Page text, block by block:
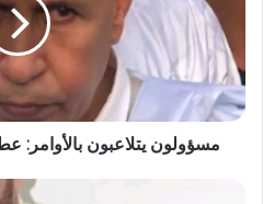
مسؤولون يتلاعبون بالأوامر: